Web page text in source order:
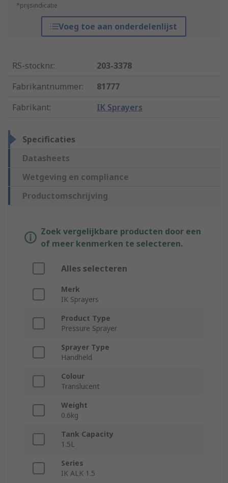
*prijsindicatie
Voeg toe aan onderdelenlijst
RS-stocknr.:
203-3378
Fabrikantnummer:
81777
Fabrikant: IK Sprayers
Specificaties
Datasheets
Wetgeving en compliance
Productomschrijving
Zoek vergelijkbare producten door een
of meer kenmerken te selecteren.
Alles selecteren
Merk
IK Sprayers
Product Type
Pressure Sprayer
Sprayer Type
Handheld
Colour
Translucent
Weight
0.6kg
Tank Capacity
1.5L
Series
IK ALK 1.5